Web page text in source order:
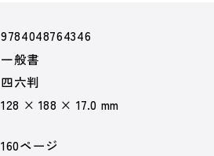
9784048764346
一般書
四六判
128 × 188 × 17.0 mm
160ページ